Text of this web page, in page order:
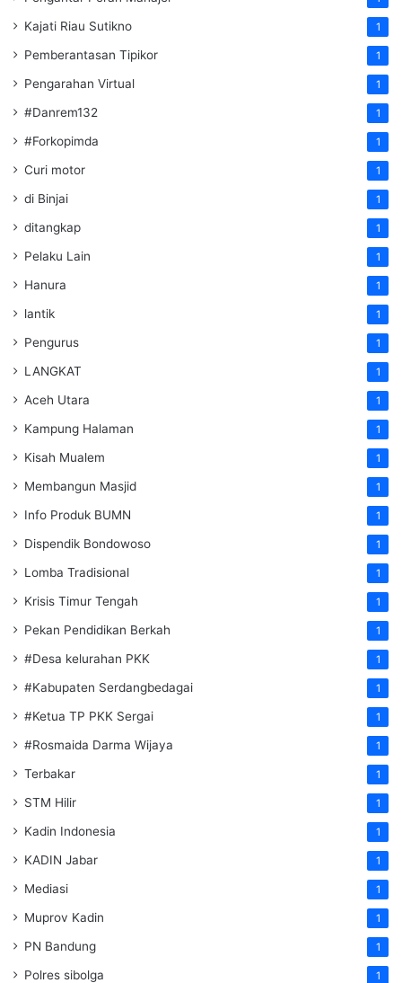
Kajati Riau Sutikno 1
Pemberantasan Tipikor 1
Pengarahan Virtual 1
#Danrem132 1
#Forkopimda 1
Curi motor 1
di Binjai 1
ditangkap 1
Pelaku Lain 1
Hanura 1
lantik 1
Pengurus 1
LANGKAT 1
Aceh Utara 1
Kampung Halaman 1
Kisah Mualem 1
Membangun Masjid 1
Info Produk BUMN 1
Dispendik Bondowoso 1
Lomba Tradisional 1
Krisis Timur Tengah 1
Pekan Pendidikan Berkah 1
#Desa kelurahan PKK 1
#Kabupaten Serdangbedagai 1
#Ketua TP PKK Sergai 1
#Rosmaida Darma Wijaya 1
Terbakar 1
STM Hilir 1
Kadin Indonesia 1
KADIN Jabar 1
Mediasi 1
Muprov Kadin 1
PN Bandung 1
Polres sibolga 1